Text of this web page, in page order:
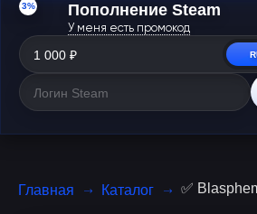
3% Пополнение Steam
У меня есть промокод
Главная Каталог ✅